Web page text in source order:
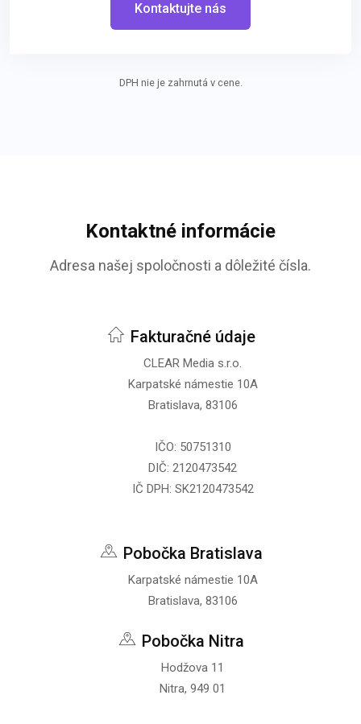
Kontaktujte nás
DPH nie je zahrnutá v cene.
Kontaktné informácie
Adresa našej spoločnosti a dôležité čísla.
Fakturačné údaje
CLEAR Media s.r.o.
Karpatské námestie 10A
Bratislava, 83106
IČO: 50751310
DIČ: 2120473542
IČ DPH: SK2120473542
Pobočka Bratislava
Karpatské námestie 10A
Bratislava, 83106
Pobočka Nitra
Hodžova 11
Nitra, 949 01